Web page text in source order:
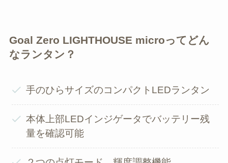
Goal Zero LIGHTHOUSE microってどん
なランタン？
手のひらサイズのコンパクトLEDランタン
本体上部LEDインジゲータでバッテリー残
量を確認可能